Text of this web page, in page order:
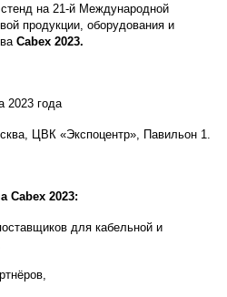
на 21-й Международной
продукции, оборудования и
Cabex 2023.
2023 года
ЦВК «Экспоцентр», Павильон 1.
Cabex 2023:
для кабельной и